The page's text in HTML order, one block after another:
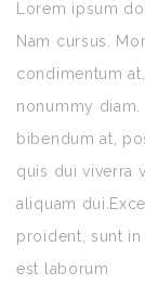
Lorem ipsum
Nam cursus.
condimentum
nonummy diam.
bibendum at,
quis dui viverra
aliquam
proident, sunt
est laborum